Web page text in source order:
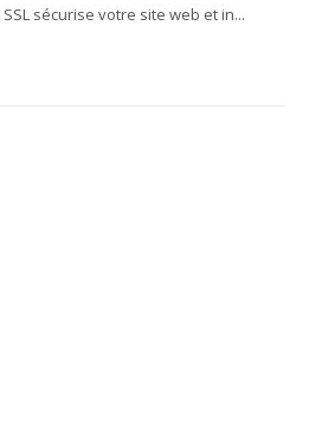
sécurise votre site web et in...